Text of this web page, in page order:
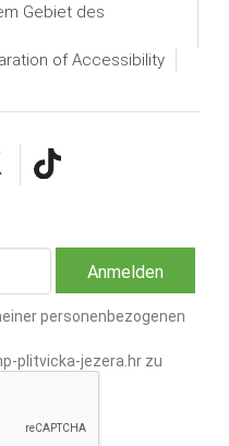
Gebiet des
of Accessibility
personenbezogenen
plitvicka-jezera.hr zu